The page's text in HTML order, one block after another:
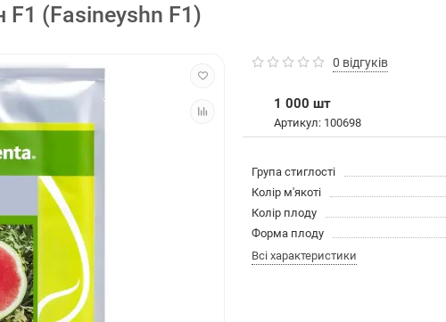
F1 (Fasineyshn F1)
0 відгуків
1 000 шт
Артикул: 100698
Група стиглості
Колір м'якоті
Колір плоду
Форма плоду
Всі характеристики